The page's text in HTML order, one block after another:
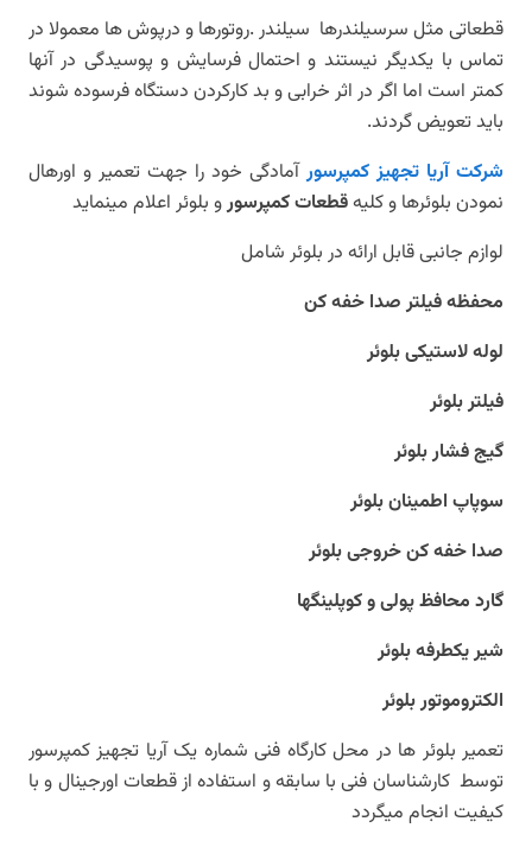
قطعاتی مثل سرسیلندرها سیلندر .روتورها و درپوش ها معمولا در
تماس با یکدیگر نیستند و احتمال فرسایش و پوسیدگی در آنها
کمتر است اما اگر در اثر خرابی و بد کارکردن دستگاه فرسوده شوند
باید تعویض گردند.
شرکت آریا تجهیز کمپرسورآمادگی خود را جهت تعمیر و اورهال
نمودن بلوئرها و کلیهقطعات کمپرسورو بلوئر اعلام مینماید
لوازم جانبی قابل ارائه در بلوئر شامل
محفظه فیلتر صدا خفه کن
لوله لاستیکی بلوئر
فیلتر بلوئر
گیج فشار بلوئر
سوپاپ اطمینان بلوئر
صدا خفه کن خروجی بلوئر
گارد محافظ پولی و کوپلینگها
شیر یکطرفه بلوئر
الکتروموتور بلوئر
تعمیر بلوئر ها در محل کارگاه فنی شماره یک آریا تجهیز کمپرسور
توسط کارشناسان فنی با سابقه و استفاده از قطعات اورجینال و با
کیفیت انجام میگردد